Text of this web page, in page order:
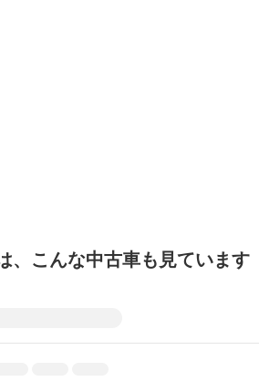
、こんな中古車も見ています